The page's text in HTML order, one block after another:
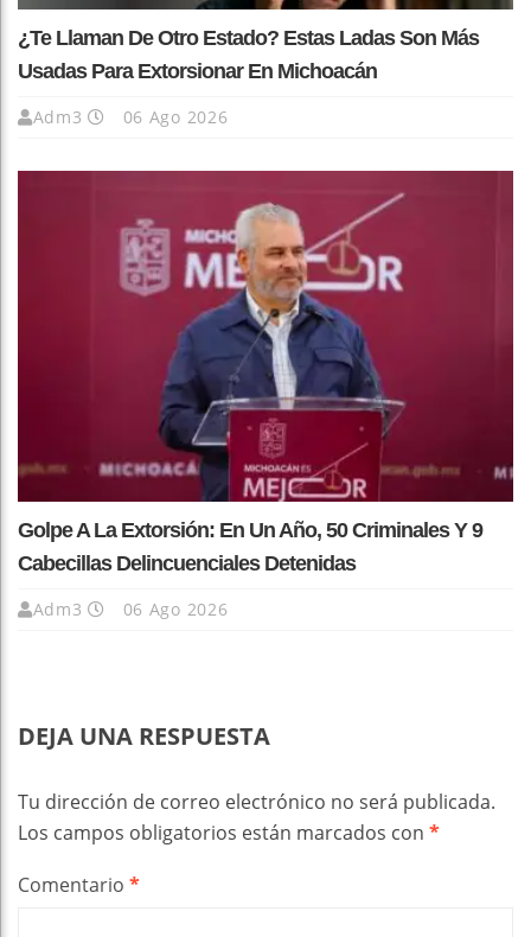
¿Te Llaman De Otro Estado? Estas Ladas Son Más
Usadas Para Extorsionar En Michoacán
Adm3 06 Ago 2026
Golpe A La Extorsión: En Un Año, 50 Criminales Y 9
Cabecillas Delincuenciales Detenidas
Adm3 06 Ago 2026
DEJA UNA RESPUESTA
Tu dirección de correo electrónico no será publicada.
Los campos obligatorios están marcados con *
Comentario *